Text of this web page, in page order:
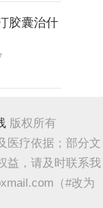
胶囊治什
版权所有
医疗依据；部分文
益，请及时联系我
（#改为